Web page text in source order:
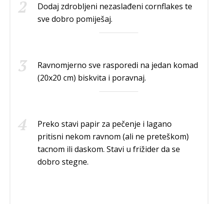
Dodaj zdrobljeni nezaslađeni cornflakes te
sve dobro pomiješaj.
Ravnomjerno sve rasporedi na jedan komad
(20x20 cm) biskvita i poravnaj.
Preko stavi papir za pečenje i lagano
pritisni nekom ravnom (ali ne preteškom)
tacnom ili daskom. Stavi u frižider da se
dobro stegne.